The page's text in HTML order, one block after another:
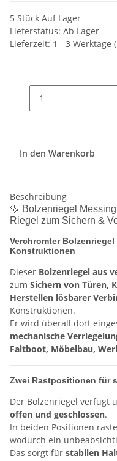
5 Stück Auf Lager
Lieferstatus: Ab Lager
Lieferzeit: 1 - 3 Werktage
In den Warenkorb
Beschreibung
🔩 Bolzenriegel
Riegel zum Sichern &
Verchromter
Konstruktionen
Dieser Bolzenriegel aus
zum Sichern von Türen,
Herstellen lösbarer
Konstruktionen.
Er wird überall dort
mechanische
Faltboot, Möbelbau,
Zwei Rastpositionen für
Der Bolzenriegel verfügt
offen und geschlossen.
In beiden Positionen
wodurch ein
Das sorgt für stabilen